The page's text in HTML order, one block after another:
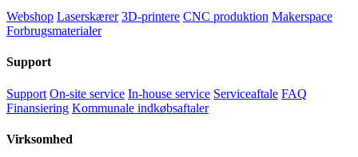
Webshop Laserskærer 3D-printere CNC produktion Makerspace
Forbrugsmaterialer
Support
Support On-site service In-house service Serviceaftale FAQ
Finansiering Kommunale indkøbsaftaler
Virksomhed